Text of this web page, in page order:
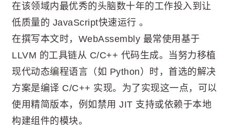
在该领域内最优秀的头脑数十年的工作投入到让
低质量的 JavaScript快速运行 。
在撰写本文时，WebAssembly 最常使用基于
LLVM 的工具链从 C/C++ 代码生成。当努力移植
现代动态编程语言（如 Python）时，首选的解决
方案是编译 C/C++ 实现。为了实现这一点，可以
使用精简版本，例如禁用 JIT 支持或依赖于本地
构建组件的模块。